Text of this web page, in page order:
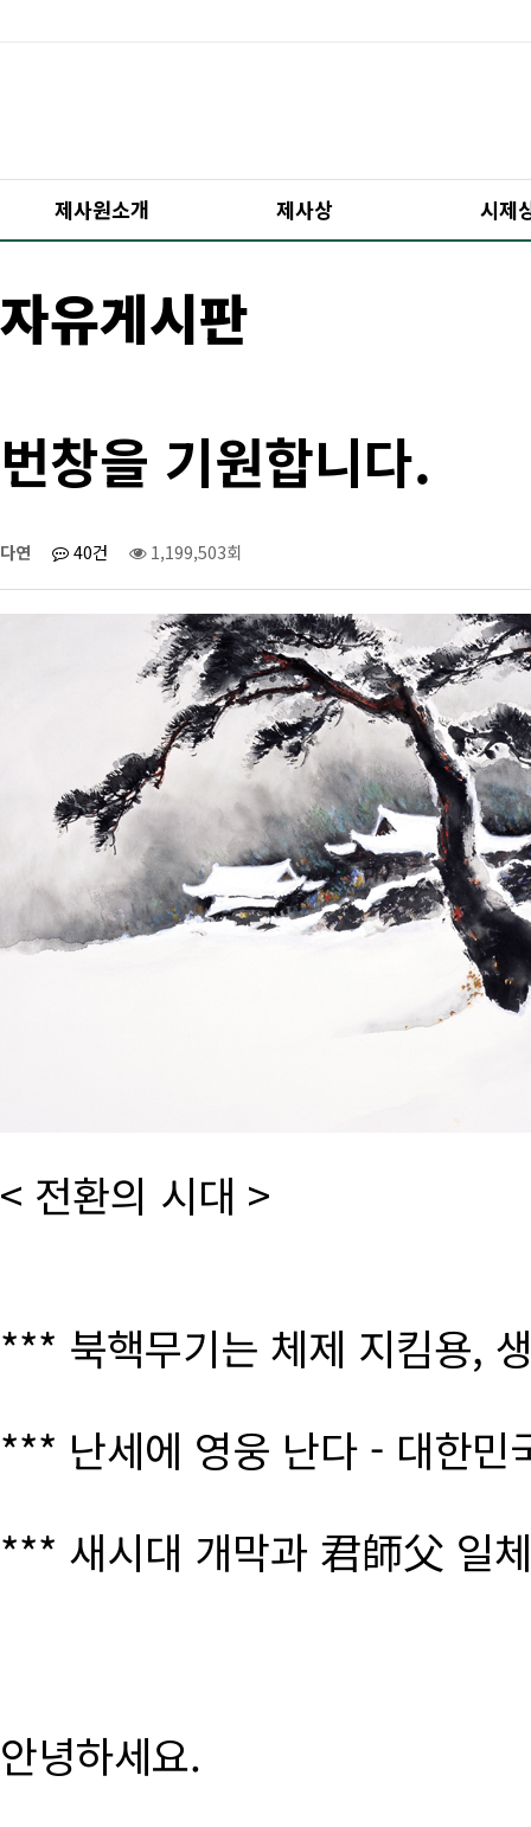
제사원소개 제사상 시제
자유게시판
번창을 기원합니다.
다연 40건 1,199,503회
< 전환의 시대 >
*** 북핵무기는 체제 지킴용,
*** 난세에 영웅 난다 - 대한
*** 새시대 개막과 君師父 일
안녕하세요.